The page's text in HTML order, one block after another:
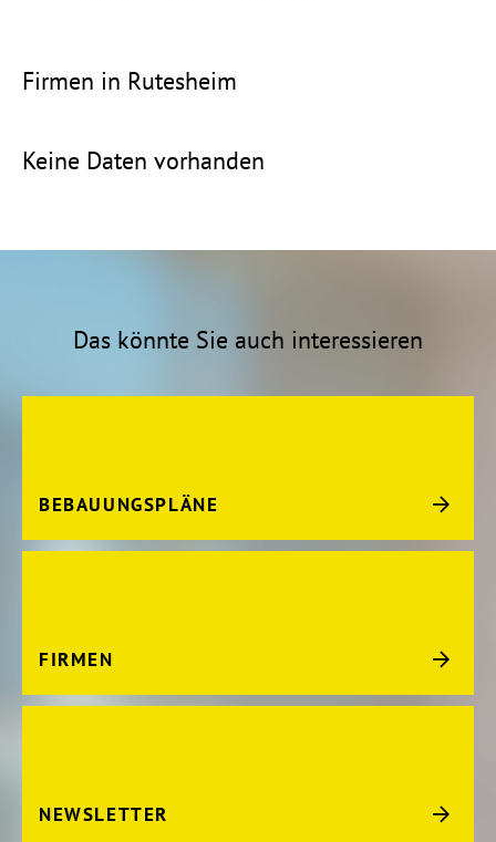
Firmen in Rutesheim
Keine Daten vorhanden
Das könnte Sie auch interessieren
BEBAUUNGSPLÄNE
FIRMEN
NEWSLETTER